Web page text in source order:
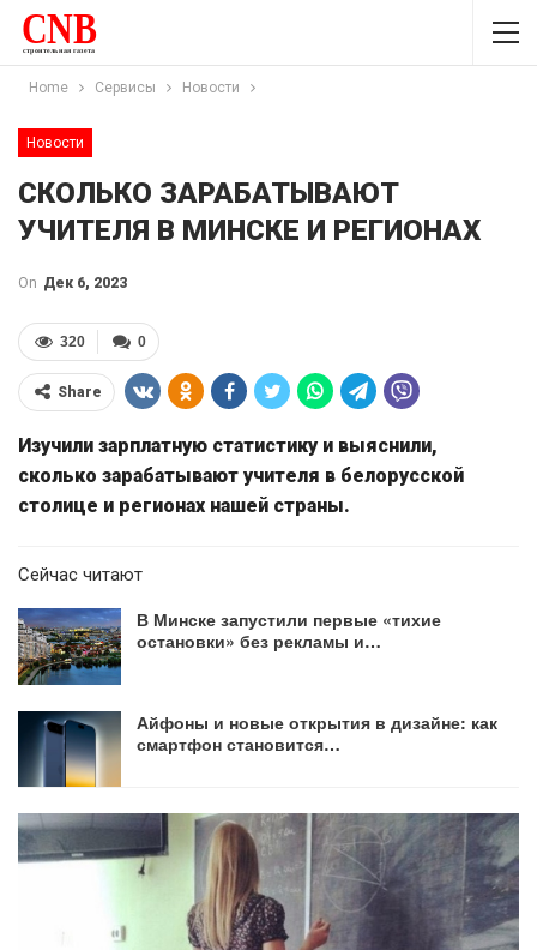
Home Сервисы Новости
Новости
СКОЛЬКО ЗАРАБАТЫВАЮТ
УЧИТЕЛЯ В МИНСКЕ И РЕГИОНАХ
On Дек 6, 2023
0
320
Share
Изучили зарплатную статистику и выяснили,
сколько зарабатывают учителя в белорусской
столице и регионах нашей страны.
Сейчас читают
В Минске запустили первые «тихие
остановки» без рекламы и…
Айфоны и новые открытия в дизайне: как
смартфон становится…